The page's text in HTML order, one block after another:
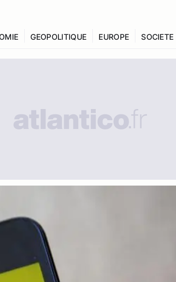
GEOPOLITIQUE EUROPE SOCIETE